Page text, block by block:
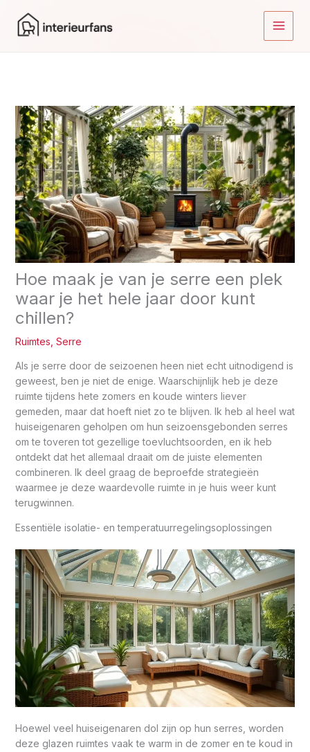
naar
Hoe maak je van je serre een plek
waar je het hele jaar door kunt
chillen?
Ruimtes Serre
Als je serre door de seizoenen heen niet echt uitnodigend is
geweest, ben je niet de enige. Waarschijnlijk heb je deze
ruimte tijdens hete zomers en koude winters liever
gemeden, maar dat hoeft niet zo te blijven. Ik heb al heel wat
huiseigenaren geholpen om hun seizoensgebonden serres
om te toveren tot gezellige toevluchtsoorden, en ik heb
ontdekt dat het allemaal draait om de juiste elementen
combineren. Ik deel graag de beproefde strategieën
waarmee je deze waardevolle ruimte in je huis weer kunt
terugwinnen.
Essentiële isolatie- en temperatuurregelingsoplossingen
Hoewel veel huiseigenaren dol zijn op hun serres, worden
deze glazen ruimtes vaak te warm in de zomer en te koud in